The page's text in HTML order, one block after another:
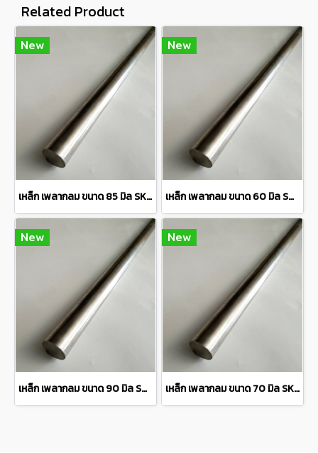
Related Product
New
เหล็ก เพลากลม ขนาด 85 มิล SKD11 steel round bar แบ่งขายที่ ความยาว 10 เซนติเมตร
New
เหล็ก เพลากลม ขนาด 60 มิล SKD11 steel round bar แบ่งขายความยาว 10 เซนติเมตร
New
เหล็ก เพลากลม ขนาด 90 มิล SKD11 steel round bar แบ่งขายความยาว 10 เซนติเมตร
New
เหล็ก เพลากลม ขนาด 70 มิล SKD11 steel round bar แบ่งขายที่ ความยาว 10 เซนติเมตร